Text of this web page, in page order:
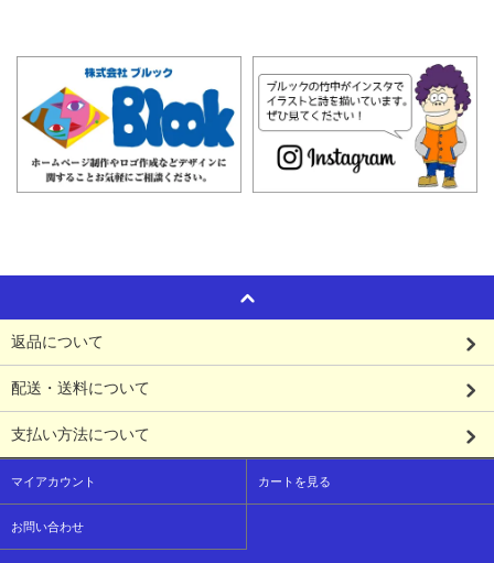
返品について
配送・送料について
支払い方法について
マイアカウント カートを見る
お問い合わせ